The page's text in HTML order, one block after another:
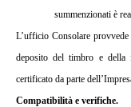
summenzionati è
L’ufficio Consolare
deposito del timbro e della
certificato da parte
Compatibilità e verifiche.